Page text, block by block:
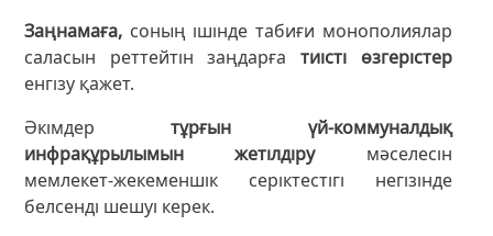
Заңнамаға, соның ішінде табиғи монополиялар
саласын реттейтін заңдарғатиісті өзгерістер
енгізу қажет.
Әкімдер тұрғын үй-коммуналдық
инфрақұрылымын жетілдірумәселесін
мемлекет-жекеменшік серіктестігі негізінде
белсенді шешуі керек.